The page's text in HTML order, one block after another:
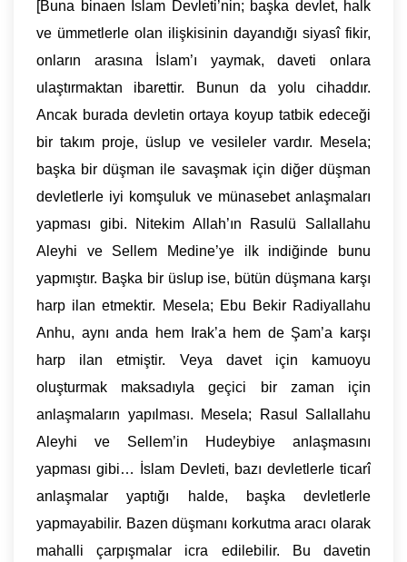
[Buna binaen İslam Devleti’nin; başka devlet, halk
ve ümmetlerle olan ilişkisinin dayandığı siyasî fikir,
onların arasına İslam’ı yaymak, daveti onlara
ulaştırmaktan ibarettir. Bunun da yolu cihaddır.
Ancak burada devletin ortaya koyup tatbik edeceği
bir takım proje, üslup ve vesileler vardır. Mesela;
başka bir düşman ile savaşmak için diğer düşman
devletlerle iyi komşuluk ve münasebet anlaşmaları
yapması gibi. Nitekim Allah’ın Rasulü Sallallahu
Aleyhi ve Sellem Medine’ye ilk indiğinde bunu
yapmıştır. Başka bir üslup ise, bütün düşmana karşı
harp ilan etmektir. Mesela; Ebu Bekir Radiyallahu
Anhu, aynı anda hem Irak’a hem de Şam’a karşı
harp ilan etmiştir. Veya davet için kamuoyu
oluşturmak maksadıyla geçici bir zaman için
anlaşmaların yapılması. Mesela; Rasul Sallallahu
Aleyhi ve Sellem’in Hudeybiye anlaşmasını
yapması gibi… İslam Devleti, bazı devletlerle ticarî
anlaşmalar yaptığı halde, başka devletlerle
yapmayabilir. Bazen düşmanı korkutma aracı olarak
mahalli çarpışmalar icra edilebilir. Bu davetin